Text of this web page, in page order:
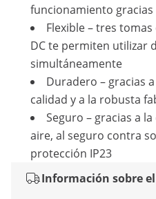
funcionamiento gracias
Flexible – tres tomas
DC te permiten utilizar
simultáneamente
Duradero – gracias
calidad y a la robusta
Seguro – gracias a
aire, al seguro contra
protección IP23
Información sobre